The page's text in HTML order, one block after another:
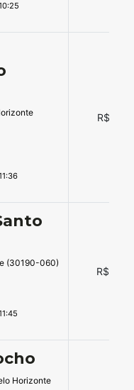
R$
(30190-060)
R$
Horizonte